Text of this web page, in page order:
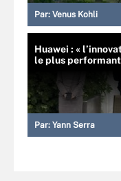
Par: Venus Kohli
Huawei : «
le plus performant
Par: Yann Serra